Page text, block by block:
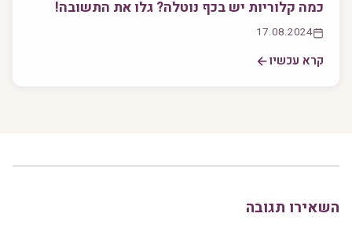
כמה קלוריות יש בכף נוטלה? גלו את התשובה!
17.08.2024
קרא עכשיו
השאירו תגובה